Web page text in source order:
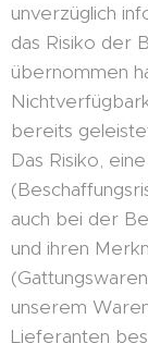
unverzüglich
das Risiko der
übernommen
bereits
Das Risiko,
auch bei der
und ihren
unserem
Lieferanten